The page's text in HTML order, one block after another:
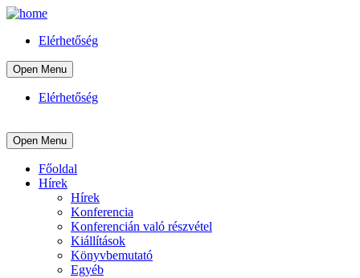
Elérhetőség
Open Menu
Elérhetőség
Open Menu
Főoldal
Hírek
Hírek
Konferencia
Konferencián való részvétel
Kiállítások
Könyvbemutató
Egyéb